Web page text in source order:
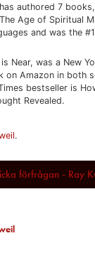
authored 7
Age of Spiritual
and was the
is Near, was a New
on Amazon in both
bestseller is
Revealed.
.
förfrågan - Ray